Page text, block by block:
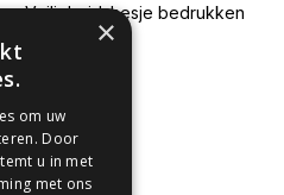
Veiligheidshesje bedrukken
×
om uw
Door
u in met
met ons